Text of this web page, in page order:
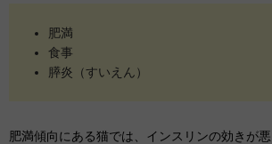
肥満
食事
膵炎（すいえん）
肥満傾向にある猫では、インスリンの効きが